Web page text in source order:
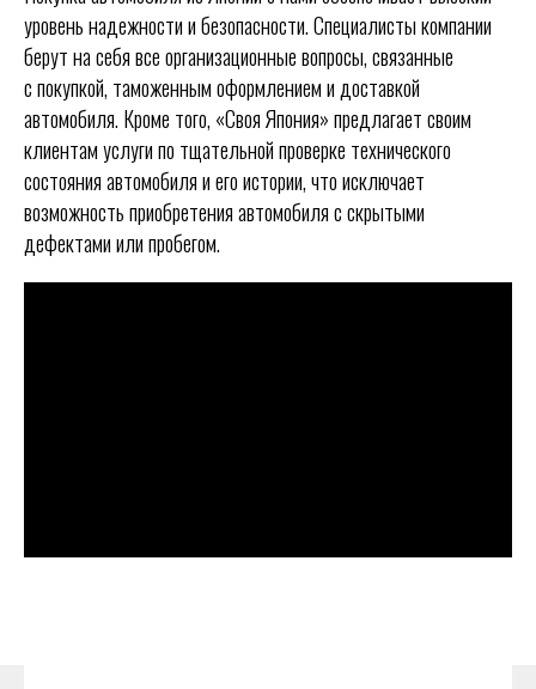
уровень надежности и безопасности. Специалисты компании
берут на себя все организационные вопросы, связанные
с покупкой, таможенным оформлением и доставкой
автомобиля. Кроме того, «Своя Япония» предлагает своим
клиентам услуги по тщательной проверке технического
состояния автомобиля и его истории, что исключает
возможность приобретения автомобиля с скрытыми
дефектами или пробегом.